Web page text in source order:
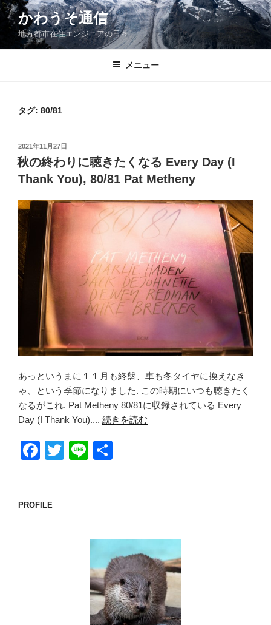
コ
ン
ン
かわうそ通信
地方都市在住エンジニアの日々
メニュー
タグ: 80/81
投
稿
日:
2021年11月27日
秋の終わりに聴きたくなる Every Day (I
Thank You), 80/81 Pat Metheny
あっというまに１１月も終盤、車も冬タイヤに換えなき
ゃ、という季節になりました. この時期にいつも聴きたく
なるがこれ. Pat Metheny 80/81に収録されている Every
Day (I Thank You).... 続きを読む
F
e
T
Li
PROFILE